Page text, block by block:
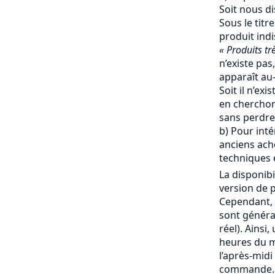
Soit nous
Sous le
produit
« Produits
n’existe
apparaît
Soit il
en
sans
b) Pour
anciens
techniques
La
version de
sont
réel).
heures du
l’après-